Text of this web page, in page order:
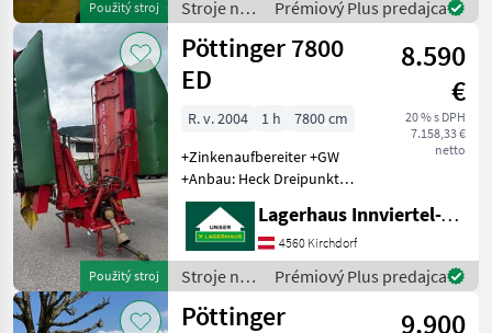
Použitý stroj
Kosa
Stroje na
zber
objemových
krmív /
Pöttinger
Prémiový Plus predajca
Použitý stroj
Pöttinger 7800
ED
8.590
€
20 % s DPH
7.158,33 €
netto
R. v. 2004 1 h
7800 cm
+Zinkenaufbereiter +GW
+Anbau: Heck Dreipunkt
+Anbaukategorie: Kat. 3
+Gelenkwelle: mit
Reibscheibenkupplung
+Gelenkwellenprofil:1 3/8"
6-teilig
Lagerhaus Innviertel-Traunviertel-Urfahr eGen, Kirchdorf
4560 Kirchdorf
Stroje na
zber
objemových
Prémiový Plus predajca
Pöttinger
9.900